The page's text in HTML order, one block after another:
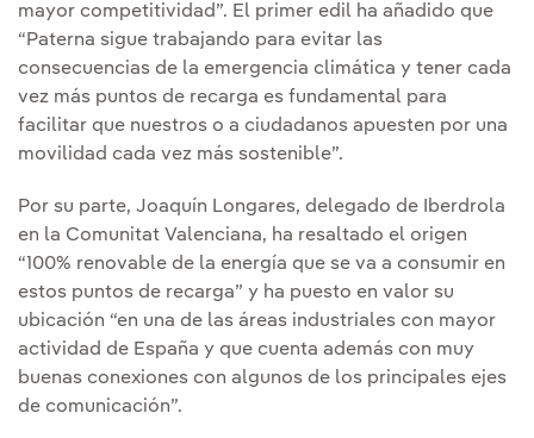
mayor competitividad”. El primer edil ha añadido que
“Paterna sigue trabajando para evitar las
consecuencias de la emergencia climática y tener cada
vez más puntos de recarga es fundamental para
facilitar que nuestros o a ciudadanos apuesten por una
movilidad cada vez más sostenible”.
Por su parte, Joaquín Longares, delegado de Iberdrola
en la Comunitat Valenciana, ha resaltado el origen
“100% renovable de la energía que se va a consumir en
estos puntos de recarga” y ha puesto en valor su
ubicación “en una de las áreas industriales con mayor
actividad de España y que cuenta además con muy
buenas conexiones con algunos de los principales ejes
de comunicación”.